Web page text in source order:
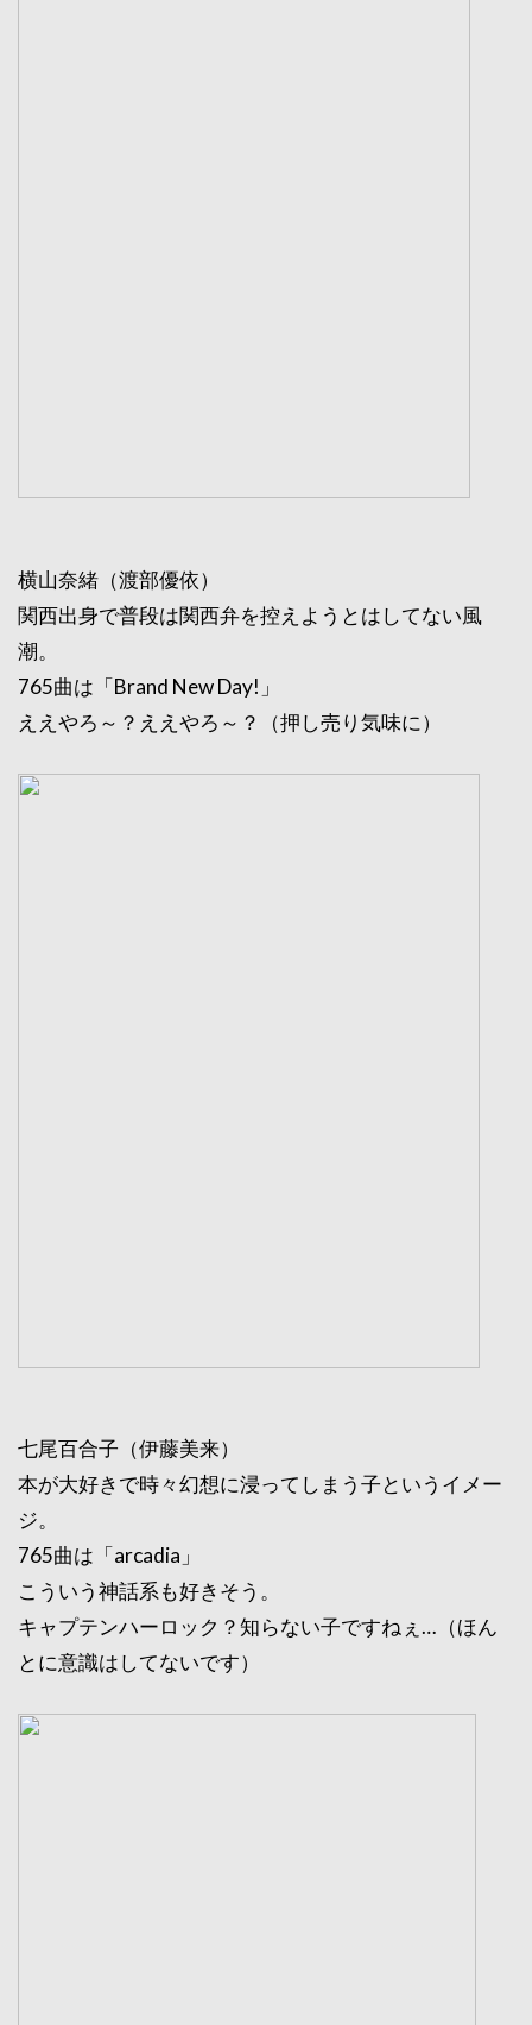
横山奈緒（渡部優依）
関西出身で普段は関西弁を控えようとはしてない風
潮。
765曲は「Brand New Day!」
ええやろ～？ええやろ～？（押し売り気味に）
七尾百合子（伊藤美来）
本が大好きで時々幻想に浸ってしまう子というイメー
ジ。
765曲は「arcadia」
こういう神話系も好きそう。
キャプテンハーロック？知らない子ですねぇ…（ほん
とに意識はしてないです）